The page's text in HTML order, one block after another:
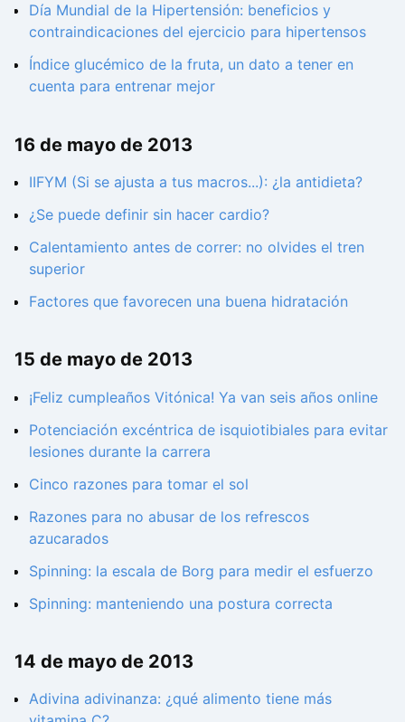
Día Mundial de la Hipertensión: beneficios y
contraindicaciones del ejercicio para hipertensos
Índice glucémico de la fruta, un dato a tener en
cuenta para entrenar mejor
16 de mayo de 2013
IIFYM (Si se ajusta a tus macros...): ¿la antidieta?
¿Se puede definir sin hacer cardio?
Calentamiento antes de correr: no olvides el tren
superior
Factores que favorecen una buena hidratación
15 de mayo de 2013
¡Feliz cumpleaños Vitónica! Ya van seis años online
Potenciación excéntrica de isquiotibiales para evitar
lesiones durante la carrera
Cinco razones para tomar el sol
Razones para no abusar de los refrescos
azucarados
Spinning: la escala de Borg para medir el esfuerzo
Spinning: manteniendo una postura correcta
14 de mayo de 2013
Adivina adivinanza: ¿qué alimento tiene más